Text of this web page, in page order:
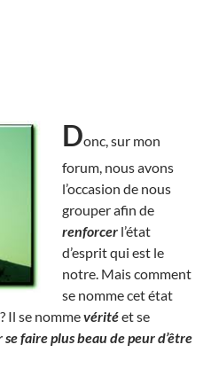
Donc, sur mon
forum, nous avons
l’occasion de nous
grouper afin de
renforcer l’état
d’esprit qui est le
notre. Mais comment
se nomme cet état
Il se nommevéritéet se
faire plus beau de peur d’être